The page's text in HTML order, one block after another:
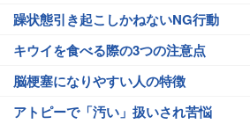
躁状態引き起こしかねないNG行動
キウイを食べる際の3つの注意点
脳梗塞になりやすい人の特徴
アトピーで「汚い」扱いされ苦悩